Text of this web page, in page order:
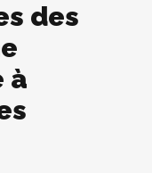
des
à